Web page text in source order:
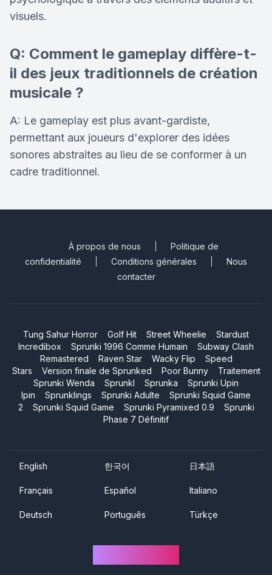
visuels.
Q: Comment le gameplay diffère-t-
il des jeux traditionnels de création
musicale ?
A: Le gameplay est plus avant-gardiste,
permettant aux joueurs d'explorer des idées
sonores abstraites au lieu de se conformer à un
cadre traditionnel.
À propos de nous
Politique de
confidentialité
Conditions générales
Nous
contacter
Tung Sahur Horror Golf Hit Street Wheelie
Stardust
Incredibox
Sprunki 1996 Comme Humain
Subway Clash
Remastered
Raven Star Wacky Flip
Speed
Stars
Version finale de Sprunked Poor Bunny
Traitement
Sprunki Wenda
Sprunkl Sprunka
Sprunki Upin
Ipin
Sprunklings Sprunki Adulte
Sprunki Squid Game
2
Sprunki Squid Game Sprunki Pyramixed 0.9
Sprunki
Phase 7 Définitif
English 한국어 日本語
Français Español Italiano
Deutsch Português Türkçe